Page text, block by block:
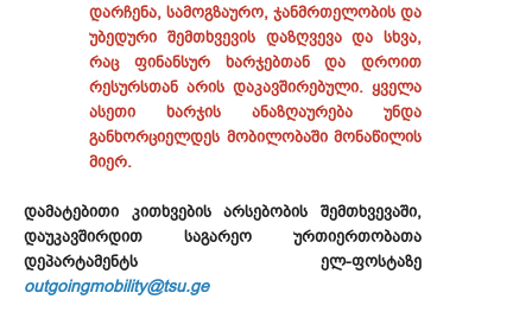
დარჩენა, სამოგზაურო, ჯანმრთელობის და
უბედური შემთხვევის დაზღვევა და სხვა,
რაც ფინანსურ ხარჯებთან და დროით
რესურსთან არის დაკავშირებული. ყველა
ასეთი ხარჯის ანაზღაურება უნდა
განხორციელდეს მობილობაში მონაწილის
მიერ.
დამატებითი კითხვების არსებობის შემთხვევაში,
დაუკავშირდით საგარეო ურთიერთობათა
დეპარტამენტს ელ-ფოსტაზე
outgoingmobility@tsu.ge